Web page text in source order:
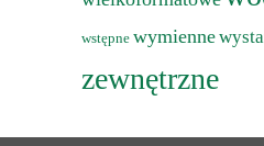
wstępne wymienne
zewnętrzne